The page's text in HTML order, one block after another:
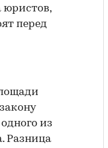
юристов,
перед
из
Разница